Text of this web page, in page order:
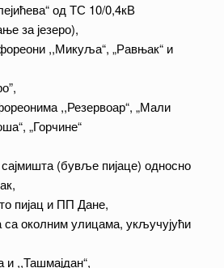
од ТС 10/0,4кВ
за језеро),
,,Микуља“, „Равњак“ и
,,Резервоар“, „Мали
„Горчине“
сајмишта (бувље пијаце) односно
пијац и ПП Дане,
са околним улицама, укључујући
и ,,Ташмајдан“,